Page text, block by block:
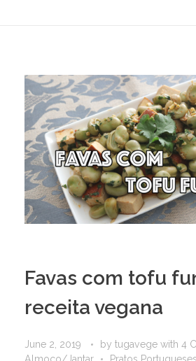
Favas com tofu
receita vegana
June 2, 2019 by tugavege with 4
Almoço/Jantar
Pratos Portugueses